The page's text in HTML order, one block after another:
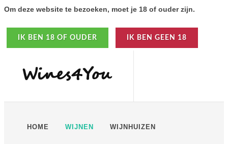
Om deze website te bezoeken, moet je 18 of ouder zijn.
IK BEN 18 OF OUDER IK BEN GEEN 18
HOME WIJNEN WIJNHUIZEN